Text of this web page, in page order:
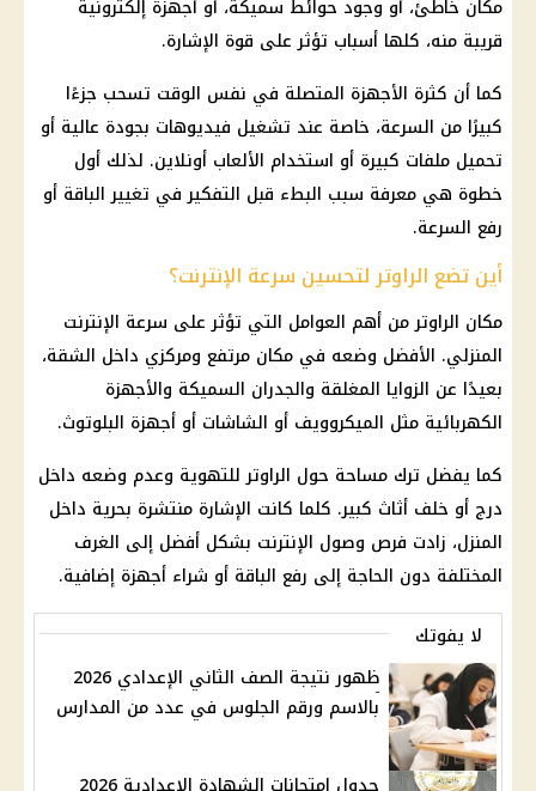
مكان خاطئ، أو وجود حوائط سميكة، أو أجهزة إلكترونية
قريبة منه، كلها أسباب تؤثر على قوة الإشارة.
كما أن كثرة الأجهزة المتصلة في نفس الوقت تسحب جزءًا
كبيرًا من السرعة، خاصة عند تشغيل فيديوهات بجودة عالية أو
تحميل ملفات كبيرة أو استخدام الألعاب أونلاين. لذلك أول
خطوة هي معرفة سبب البطء قبل التفكير في تغيير الباقة أو
رفع السرعة.
أين تضع الراوتر لتحسين سرعة الإنترنت؟
مكان الراوتر من أهم العوامل التي تؤثر على سرعة الإنترنت
المنزلي. الأفضل وضعه في مكان مرتفع ومركزي داخل الشقة،
بعيدًا عن الزوايا المغلقة والجدران السميكة والأجهزة
الكهربائية مثل الميكروويف أو الشاشات أو أجهزة البلوتوث.
كما يفضل ترك مساحة حول الراوتر للتهوية وعدم وضعه داخل
درج أو خلف أثاث كبير. كلما كانت الإشارة منتشرة بحرية داخل
المنزل، زادت فرص وصول الإنترنت بشكل أفضل إلى الغرف
المختلفة دون الحاجة إلى رفع الباقة أو شراء أجهزة إضافية.
لا يفوتك
ظهور نتيجة الصف الثاني الإعدادي 2026
بالاسم ورقم الجلوس في عدد من المدارس